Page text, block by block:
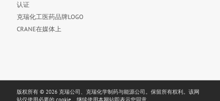
认证
克瑞化工医药品牌LOGO
CRANE在媒体上
版权所有 © 2026 克瑞公司、克瑞化学制药与能源公司。保留所有权利。该网
站仅使用必要的 cookie。继续使用本网站即表示您同意。